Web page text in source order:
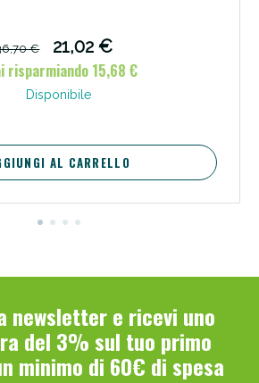
€
21,02 €
risparmiando 15,68 €
Disponibile
AL CARRELLO
newsletter e ricevi uno
del 3% sul tuo primo
minimo di 60€ di spesa